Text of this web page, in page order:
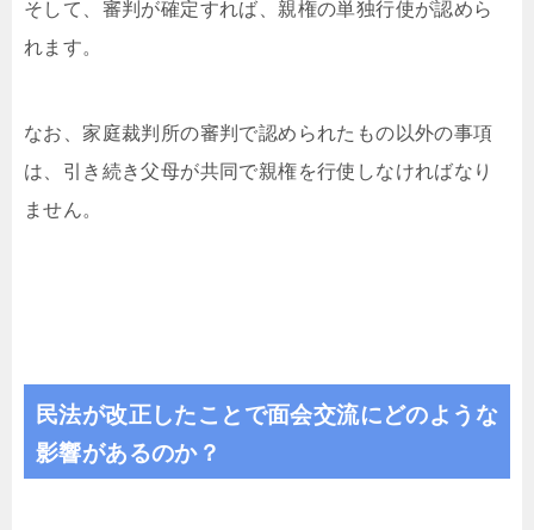
そして、審判が確定すれば、親権の単独行使が認めら
れます。
なお、家庭裁判所の審判で認められたもの以外の事項
は、引き続き父母が共同で親権を行使しなければなり
ません。
民法が改正したことで面会交流にどのような
影響があるのか？